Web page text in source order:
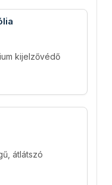
kijelzővédő
átlátszó